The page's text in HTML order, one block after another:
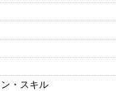
・スキル